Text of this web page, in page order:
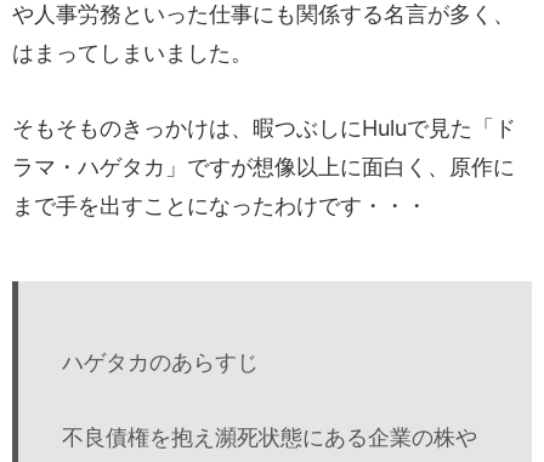
や人事労務といった仕事にも関係する名言が多く、
はまってしまいました。
そもそものきっかけは、暇つぶしにHuluで見た「ド
ラマ・ハゲタカ」ですが想像以上に面白く、原作に
まで手を出すことになったわけです・・・
ハゲタカのあらすじ
不良債権を抱え瀕死状態にある企業の株や